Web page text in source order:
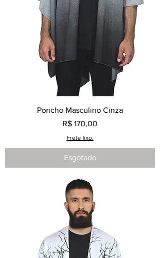
Poncho Masculino Cinza
Preço
R$ 170,00
Frete fixo.
Esgotado